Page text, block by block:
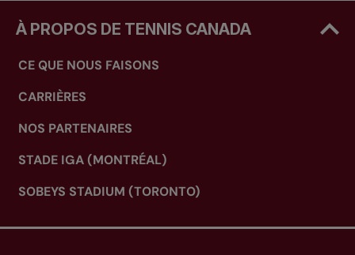
À PROPOS DE TENNIS CANADA
CE QUE NOUS FAISONS
CARRIÈRES
NOS PARTENAIRES
STADE IGA (MONTRÉAL)
SOBEYS STADIUM (TORONTO)